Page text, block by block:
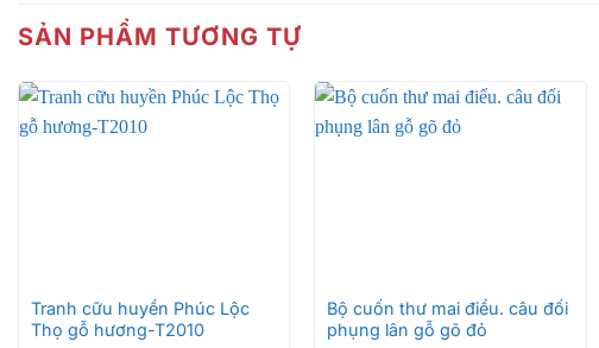
SẢN PHẨM TƯƠNG TỰ
Tranh cữu huyền Phúc Lộc
Thọ gỗ hương-T2010
Bộ cuốn thư mai điểu. câu đối
phụng lân gỗ gõ đỏ